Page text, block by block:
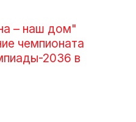
– наш дом"
чемпионата
2036 в